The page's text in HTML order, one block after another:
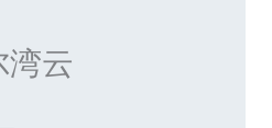
湾云